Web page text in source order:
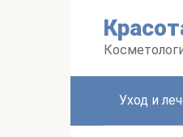
Уход и